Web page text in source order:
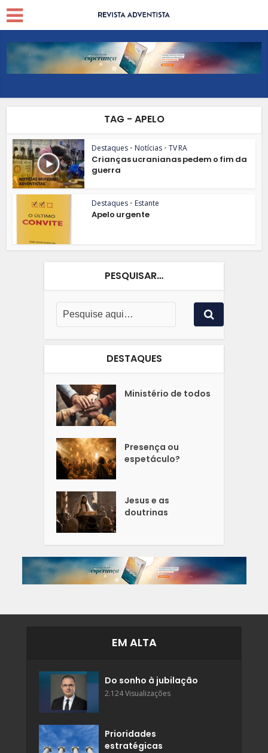
TAG - APELO
Destaques • Notícias • TV RA
Crianças ucranianas pedem o fim da
guerra
Destaques • Estante
Apelo urgente
PESQUISAR…
DESTAQUES
Ministério de todos
Presença ou
espetáculo?
Jesus e as
doutrinas
EM ALTA
Do sonho à jubilação
2.124 Visualizações
Prioridades
estratégicas